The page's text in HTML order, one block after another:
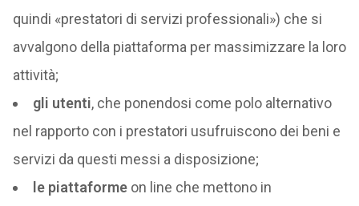
quindi «prestatori di servizi professionali») che si
avvalgono della piattaforma per massimizzare la loro
attività;
gli utenti, che ponendosi come polo alternativo
nel rapporto con i prestatori usufruiscono dei beni e
servizi da questi messi a disposizione;
le piattaformeon line che mettono in